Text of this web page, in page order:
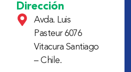
Dirección
Avda. Luis
Pasteur 6076
Vitacura Santiago
– Chile.